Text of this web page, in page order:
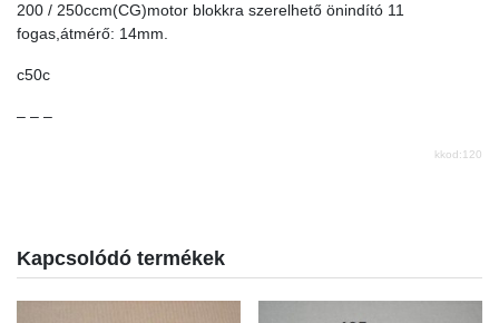
200 / 250ccm(CG)motor blokkra szerelhető önindító 11
fogas,átmérő: 14mm.
c50c
– – –
kkod:120
Kapcsolódó termékek